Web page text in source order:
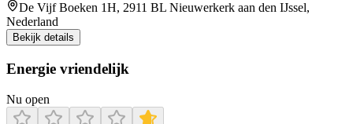
De Vijf Boeken 1H, 2911 BL Nieuwerkerk aan den IJssel,
Nederland
Bekijk details
Energie vriendelijk
Nu open